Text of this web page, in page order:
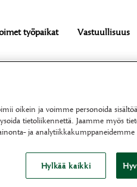
työpaikat Vastuullisuus
Ylilauri
oikein ja voimme personoida
tietoliikennettä. Jaamme myös
ja analytiikkakumppaneidemme
Hylkää kaikki